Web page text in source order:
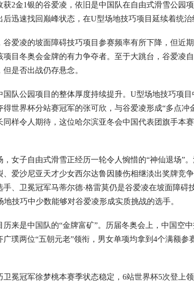
金1银的谷爱凌，依旧是中国队在自由式滑雪公园
迅速找回巅峰状态，在U型场地技巧项目延续着统治
凌的坡面障碍技巧项目参赛频率有所下降，但近
项目冬奥会金牌的有力争夺者。至于大跳台，谷爱凌
是否出战仍存悬念。
公园项目的整体厚度持续提升。U型场地技巧项目
得世界杯分站赛冠军的张可欣，与谷爱凌形成“多点冲
同样令人期待，这位哈尔滨亚冬会中国代表团旗手本
子自由式滑雪正经历一轮令人惋惜的“神仙退场”
爱沙尼亚天才少女西尔达鲁因膝伤相继淡出奖牌竞
、卫冕冠军马蒂尔德·格雷莫仍是谷爱凌在坡面障碍
地技巧中少数能够对谷爱凌形成实质挑战的选手。
是中国队的“金牌富矿”。历届冬奥会上，中国空中
璞两位“五朝元老”领衔，男女单项均拿到4个满额参
冠军徐梦桃本赛季状态稳定，6站世界杯5次登上领